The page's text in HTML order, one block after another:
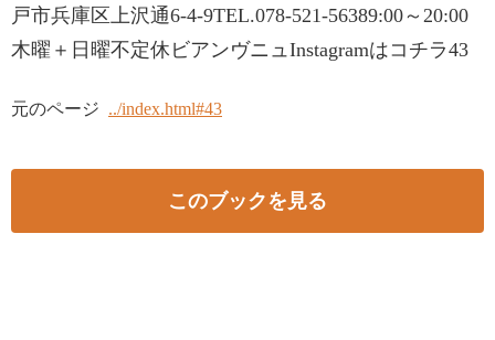
戸市兵庫区上沢通6-4-9TEL.078-521-56389:00～20:00
木曜＋日曜不定休ビアンヴニュInstagramはコチラ43
元のページ ../index.html#43
このブックを見る